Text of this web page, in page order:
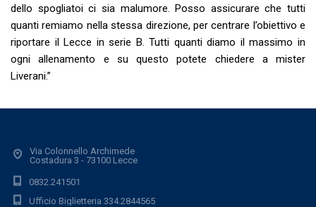
dello spogliatoi ci sia malumore. Posso assicurare che tutti
quanti remiamo nella stessa direzione, per centrare l’obiettivo e
riportare il Lecce in serie B. Tutti quanti diamo il massimo in
ogni allenamento e su questo potete chiedere a mister
Liverani.”
Via Colonnello Archimede
Costadura 3 - 73100 Lecce
0832.241501
Ufficio Biglietteria 334.2844565